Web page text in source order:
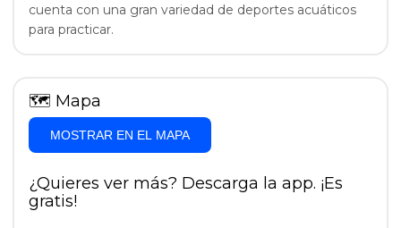
cuenta con una gran variedad de deportes acuáticos
para practicar.
🗺 Mapa
MOSTRAR EN EL MAPA
¿Quieres ver más? Descarga la app. ¡Es
gratis!